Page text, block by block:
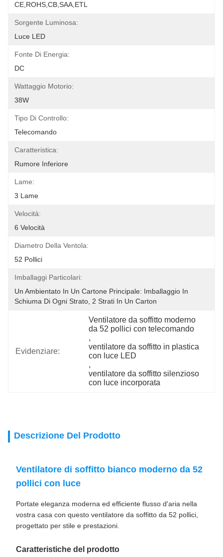
CE,ROHS,CB,SAA,ETL
Sorgente Luminosa:
Luce LED
Fonte Di Energia:
DC
Wattaggio Motorio:
38W
Tipo Di Controllo:
Telecomando
Caratteristica:
Rumore Inferiore
Lame:
3 Lame
Velocità:
6 Velocità
Diametro Della Ventola:
52 Pollici
Imballaggi Particolari:
Un Ambientato In Un Cartone Principale: Imballaggio In
Schiuma Di Ogni Strato, 2 Strati In Un Carton
Evidenziare:
Ventilatore da soffitto moderno
da 52 pollici con telecomando
,
ventilatore da soffitto in plastica
con luce LED
,
ventilatore da soffitto silenzioso
con luce incorporata
Descrizione Del Prodotto
Ventilatore di soffitto bianco moderno da 52
pollici con luce
Portate eleganza moderna ed efficiente flusso d'aria nella
vostra casa con questo ventilatore da soffitto da 52 pollici,
progettato per stile e prestazioni.
Caratteristiche del prodotto